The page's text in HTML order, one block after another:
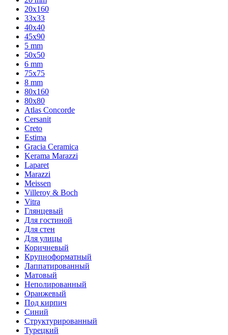
20х160
33x33
40х40
45x90
5 mm
50x50
6 mm
75х75
8 mm
80x160
80x80
Atlas Concorde
Cersanit
Creto
Estima
Gracia Ceramica
Kerama Marazzi
Laparet
Marazzi
Meissen
Villeroy & Boch
Vitra
Глянцевый
Для гостиной
Для стен
Для улицы
Коричневый
Крупноформатный
Лаппатированный
Матовый
Неполированный
Оранжевый
Под кирпич
Синий
Структурированный
Турецкий